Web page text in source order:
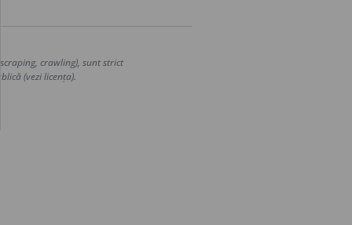
crawling), sunt strict
(vezi licența).